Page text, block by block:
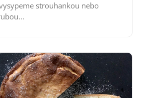
strouhankou nebo